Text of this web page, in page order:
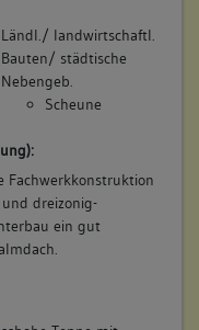
Ländl./ landwirtschaftl.
Bauten/ städtische
Nebengeb.
Scheune
Fachwerkkonstruktion
dreizonig-
ein gut